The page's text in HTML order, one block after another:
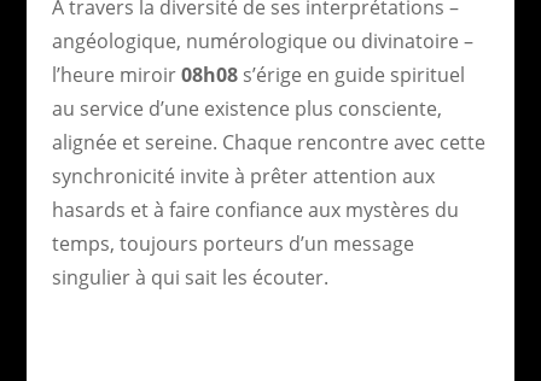
À travers la diversité de ses interprétations –
angéologique, numérologique ou divinatoire –
l’heure miroir08h08s’érige en guide spirituel
au service d’une existence plus consciente,
alignée et sereine. Chaque rencontre avec cette
synchronicité invite à prêter attention aux
hasards et à faire confiance aux mystères du
temps, toujours porteurs d’un message
singulier à qui sait les écouter.